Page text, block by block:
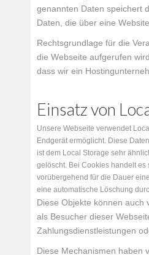
genannten Daten speichert
Daten, die über eine
Rechtsgrundlage für die
die Webseite aufgerufen
dass wir ein
Einsatz von
Unsere Webseite verwendet
Endgerät ermöglicht. Diese
ist dem Local Storage sehr
gelöscht. Bei Cookies handelt
vorübergehend für die Dauer
eine automatische Löschung
Diese Objekte können
als Besucher dieser
Zahlungsdienstleistungen
Diese Mechanismen haben